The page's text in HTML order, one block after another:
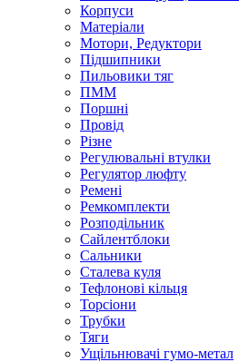
Корпуси
Матеріали
Мотори, Редуктори
Підшипники
Пильовики тяг
ПММ
Поршні
Провід
Різне
Регулювальні втулки
Регулятор люфту
Ремені
Ремкомплекти
Розподільник
Сайлентблоки
Сальники
Сталева куля
Тефлонові кільця
Торсіони
Трубки
Тяги
Ущільнювачі гумо-метал